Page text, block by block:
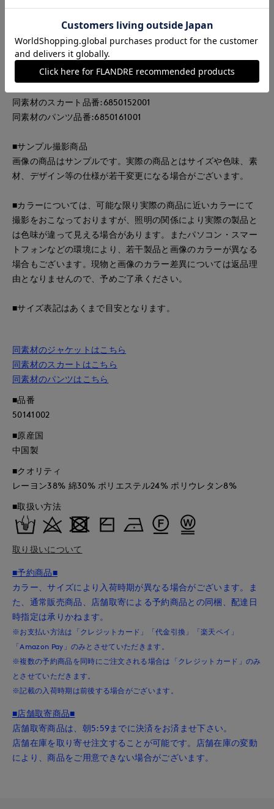
セットアップスタイルもおすすめです。
・水洗い可
同素材のスカート品番:6850152001
同素材のパンツ品番:6850161001
■サンプル撮影商品
画像の商品はサンプルです。実際の商品とはサイズや色味、素
材、デザイン等の仕様が若干変更になる場合がございます。
■カラーについては、可能な限り実際の商品に近いカラーにて
撮影をおこなっておりますが、照明の関係により実際の製品と
は色味が違って見える場合があります。またパソコン・スマー
トフォンなどの環境により、若干製品と画像のカラーが異なる
場合もございます。現物と画像のカラー差異については返品理
由となりませんので、予めご了承ください。
■サイズ表記はあくまで目安となります。
同素材のジャケットはこちら
同素材のスカートはこちら
同素材のパンツはこちら
■品番
50141002
■原産国
中国製
■クオリティ
レーヨン38% 綿30% ポリエステル24% ポリウレタン8%
■取扱い方法
取り扱いについて
■予約商品■
カラー、サイズにより入荷時期が異なる場合がございます。ま
た、通常販売商品、店舗取寄による予約商品との同梱、配達日
時指定は承りかねます。
※お支払い方法は「クレジットカード」「代金引換」「楽天ペイ」
「Amazon Pay」のみとさせていただきます。
※複数の予約商品を同時にご注文される場合は「クレジットカード」のみ
とさせていただきます。
※記載の入荷時期は前後する場合がございます。
■店舗取寄商品■
店舗取寄商品は、朝5:59までに決済をお済ませ下さい。
店舗在庫を取り寄せ注文することが可能です。店舗在庫の変動
により、商品をご用意できない場合がございます。